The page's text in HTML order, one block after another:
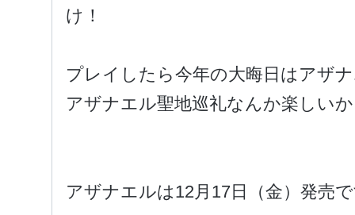
け！
プレイしたら今年の大晦日はアザ
アザナエル聖地巡礼なんか楽しい
アザナエルは12月17日（金）発売